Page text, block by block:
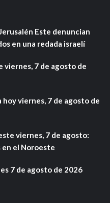
Este denuncian
en una redada israelí
viernes, 7 de agosto de
viernes, 7 de agosto de
viernes, 7 de agosto:
el Noroeste
7 de agosto de 2026